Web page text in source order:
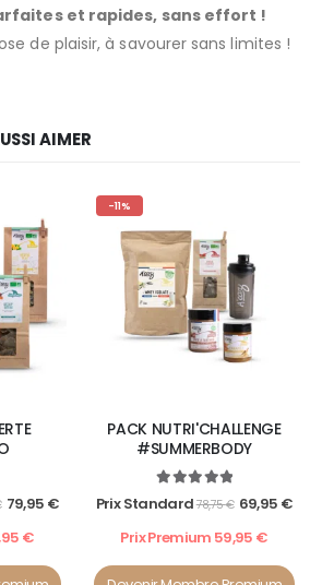
et rapides, sans effort !
de plaisir, à savourer sans limites !
AIMER
79,95 €
€
-11%
PACK NUTRI'CHALLENGE
#SUMMERBODY
Prix Standard78,75€ 69,95 €
Prix Premium 59,95 €